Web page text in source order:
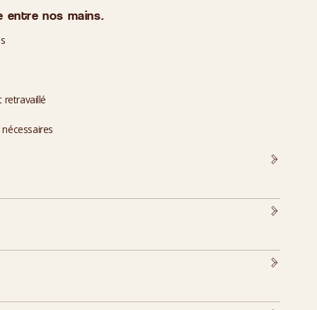
entre nos mains.
retravaillé